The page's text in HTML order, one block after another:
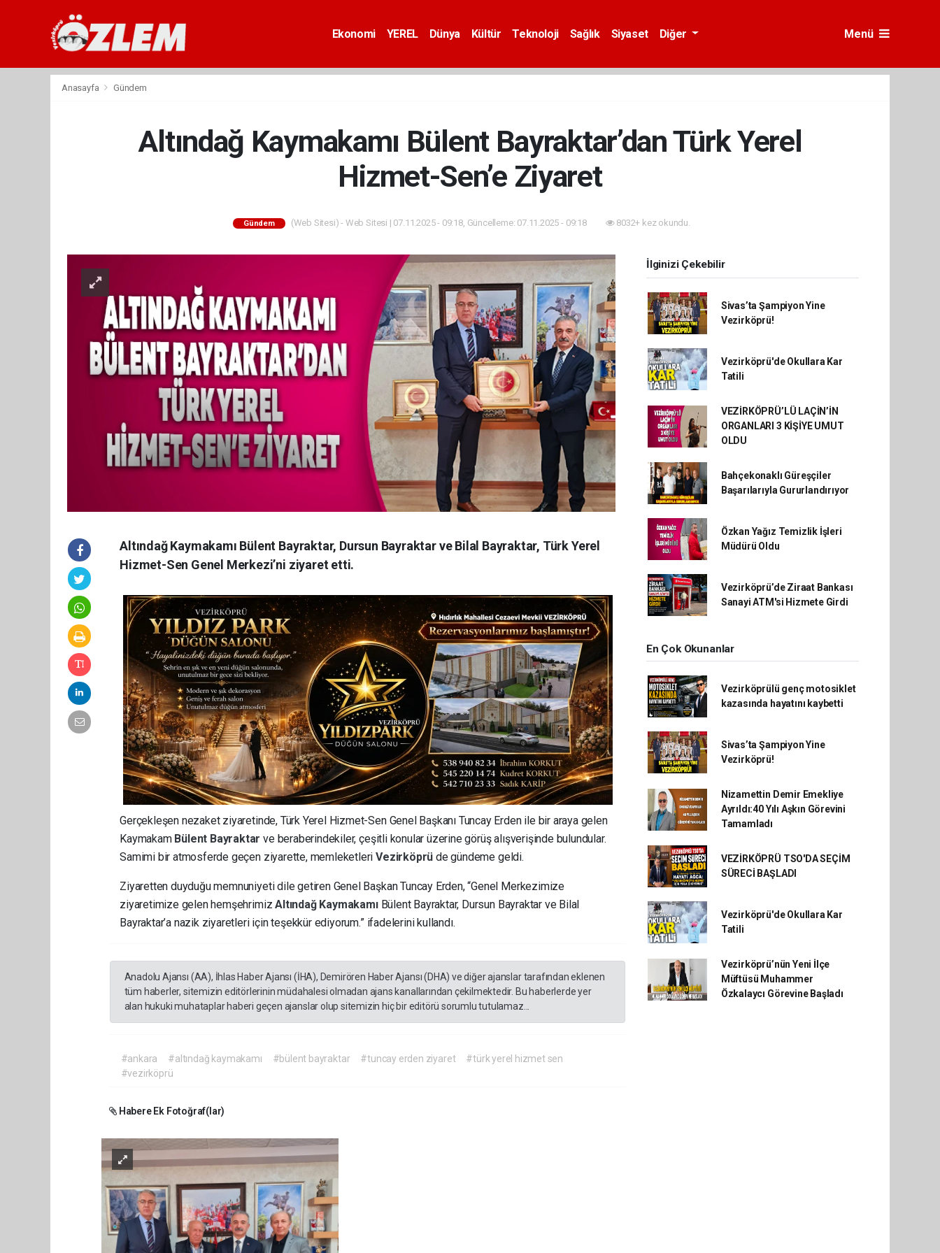
Ekonomi YEREL Dünya Kültür Teknoloji Sağlık Siyaset Diğer Menü
Anasayfa Gündem
Altındağ Kaymakamı Bülent Bayraktar’dan Türk Yerel
Hizmet-Sen’e Ziyaret
Gündem (Web Sitesi) - Web Sitesi | 07.11.2025 - 09:18, Güncelleme: 07.11.2025 - 09:18 8032+ kez okundu.
Altındağ Kaymakamı Bülent Bayraktar, Dursun Bayraktar ve Bilal Bayraktar, Türk Yerel
Hizmet-Sen Genel Merkezi’ni ziyaret etti.
Gerçekleşen nezaket ziyaretinde, Türk Yerel Hizmet-Sen Genel Başkanı Tuncay Erden ile bir araya gelen
Kaymakam Bülent Bayraktarve beraberindekiler, çeşitli konular üzerine görüş alışverişinde bulundular.
Samimi bir atmosferde geçen ziyarette, memleketleriVezirköprü de gündeme geldi.
Ziyaretten duyduğu memnuniyeti dile getiren Genel Başkan Tuncay Erden, “Genel Merkezimize
ziyaretimize gelen hemşehrimizAltındağ Kaymakamı Bülent Bayraktar, Dursun Bayraktar ve Bilal
Bayraktar’a nazik ziyaretleri için teşekkür ediyorum.” ifadelerini kullandı.
Anadolu Ajansı (AA), İhlas Haber Ajansı (İHA), Demirören Haber Ajansı (DHA) ve diğer ajanslar tarafından eklenen
tüm haberler, sitemizin editörlerinin müdahalesi olmadan ajans kanallarından çekilmektedir. Bu haberlerde yer
alan hukuki muhataplar haberi geçen ajanslar olup sitemizin hiç bir editörü sorumlu tutulamaz...
#ankara #altındağ kaymakamı #bülent bayraktar #tuncay erden ziyaret
#türk yerel hizmet sen
#vezirköprü
Habere Ek Fotoğraf(lar)
İlginizi Çekebilir
Sivas’ta Şampiyon Yine
Vezirköprü!
Vezirköprü'de Okullara Kar
Tatili
VEZİRKÖPRÜ’LÜ LAÇİN’İN
ORGANLARI 3 KİŞİYE UMUT
OLDU
Bahçekonaklı Güreşçiler
Başarılarıyla Gururlandırıyor
Özkan Yağız Temizlik İşleri
Müdürü Oldu
Vezirköprü’de Ziraat Bankası
Sanayi ATM'si Hizmete Girdi
En Çok Okunanlar
Vezirköprülü genç motosiklet
kazasında hayatını kaybetti
Sivas’ta Şampiyon Yine
Vezirköprü!
Nizamettin Demir Emekliye
Ayrıldı:40 Yılı Aşkın Görevini
Tamamladı
VEZİRKÖPRÜ TSO'DA SEÇİM
SÜRECİ BAŞLADI
Vezirköprü'de Okullara Kar
Tatili
Vezirköprü’nün Yeni İlçe
Müftüsü Muhammer
Özkalaycı Görevine Başladı